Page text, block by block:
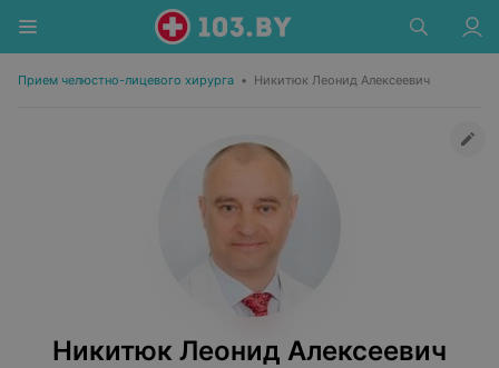
Прием челюстно-лицевого хирурга • Никитюк Леонид Алексеевич
Никитюк Леонид Алексеевич